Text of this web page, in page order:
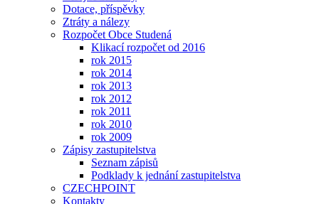
Dotace, příspěvky
Ztráty a nálezy
Rozpočet Obce Studená
Klikací rozpočet od 2016
rok 2015
rok 2014
rok 2013
rok 2012
rok 2011
rok 2010
rok 2009
Zápisy zastupitelstva
Seznam zápisů
Podklady k jednání zastupitelstva
CZECHPOINT
Kontakty